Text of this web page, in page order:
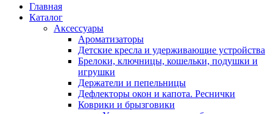
Главная
Каталог
Аксессуары
Ароматизаторы
Детские кресла и удерживающие устройства
Брелоки, ключницы, кошельки, подушки и
игрушки
Держатели и пепельницы
Дефлекторы окон и капота. Реснички
Коврики и брызговики